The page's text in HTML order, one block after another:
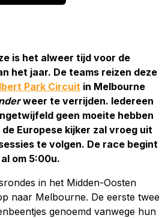
is het alweer tijd voor de
het jaar. De teams reizen deze
Park Circuit in Melbourne
weer te verrijden. Iedereen
geen moeite hebben
Europese kijker zal vroeg uit
te volgen. De race begint
om 5:00u.
in het Midden-Oosten
naar Melbourne. De eerste twee
genoemd vanwege hun